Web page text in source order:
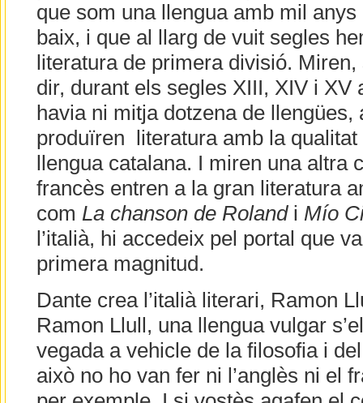
que som una llengua amb mil anys
baix, i que al llarg de vuit segles
literatura de primera divisió.
dir, durant els segles XIII, XIV i XV
havia ni mitja dotzena de llengües,
produïren literatura amb la qualitat
llengua catalana. I miren una altra
francès entren a la gran literatura
com La chanson de Rolandi Mío
l’italià, hi accedeix pel portal que
primera magnitud.
Dante crea l’italià literari, Ramon
Ramon Llull, una llengua vulgar
vegada a vehicle de la filosofia i
això no ho van fer ni l’anglès ni el